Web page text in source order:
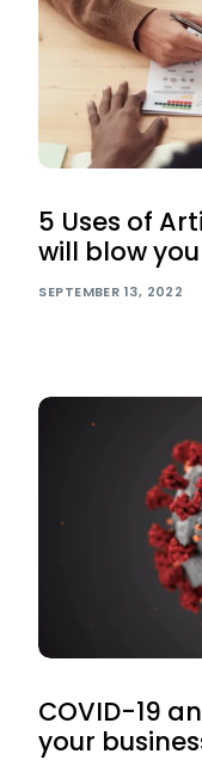
5 Uses of
will blow
SEPTEMBER 13, 2022
COVID-19
your